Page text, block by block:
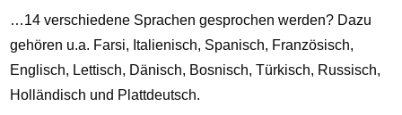
…14 verschiedene Sprachen gesprochen werden? Dazu
gehören u.a. Farsi, Italienisch, Spanisch, Französisch,
Englisch, Lettisch, Dänisch, Bosnisch, Türkisch, Russisch,
Holländisch und Plattdeutsch.